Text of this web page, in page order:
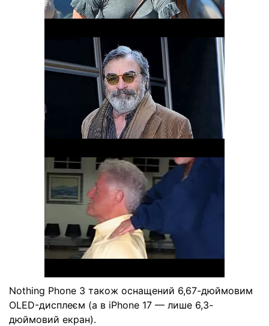
Nothing Phone 3 також оснащений 6,67-дюймовим
OLED-дисплеєм (а в iPhone 17 — лише 6,3-
дюймовий екран).